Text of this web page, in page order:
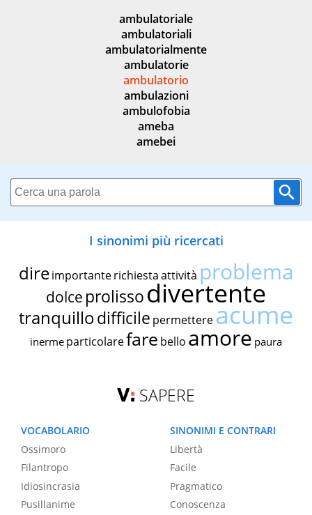
ambulatoriale
ambulatoriali
ambulatorialmente
ambulatorie
ambulatorio
ambulazioni
ambulofobia
ameba
amebei
I sinonimi più ricercati
dire importante richiestaattività problema
dolce prolissodivertente
tranquillodifficile permettereacume
inerme particolarefare bello amore paura
SAPERE
VOCABOLARIO
Ossimoro
Filantropo
Idiosincrasia
Pusillanime
SINONIMI E CONTRARI
Libertà
Facile
Pragmatico
Conoscenza